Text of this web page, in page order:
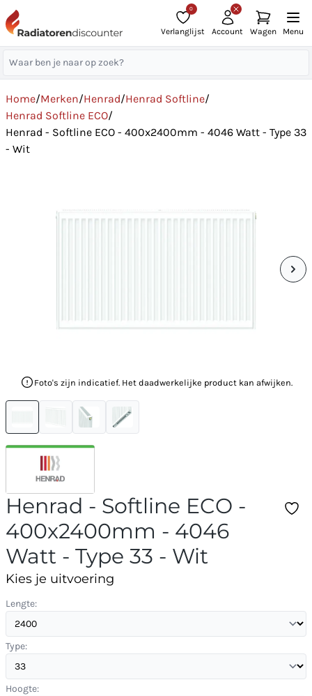
0
Verlanglijst Account Wagen Menu
Home/Merken/Henrad/Henrad Softline/
Henrad Softline ECO/
Henrad - Softline ECO - 400x2400mm - 4046 Watt - Type 33
- Wit
Foto's zijn indicatief. Het daadwerkelijke product kan afwijken.
Henrad - Softline ECO -
400x2400mm - 4046
Watt - Type 33 - Wit
Kies je uitvoering
Lengte:
Type:
Hoogte: